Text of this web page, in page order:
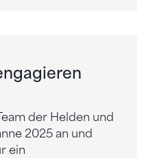
der Helden und
2025 an und
ein